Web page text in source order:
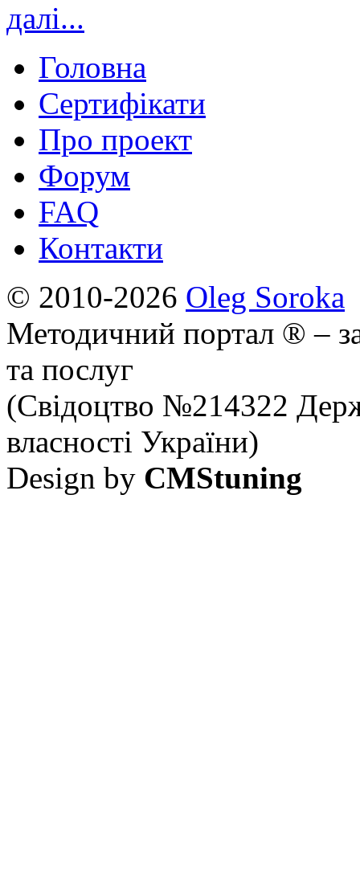
далі...
Головна
Сертифікати
Про проект
Форум
FAQ
Контакти
© 2010-2026 Oleg Soroka
Методичний портал ® –
та послуг
(Свідоцтво №214322
власності України)
Design by CMStuning